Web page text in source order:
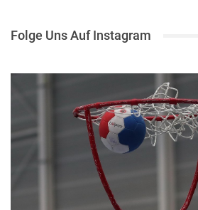
Folge Uns Auf Instagram